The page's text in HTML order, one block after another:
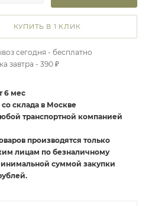
КУПИТЬ В 1 КЛИК
сегодня - бесплатно
завтра - 390 ₽
6 мес
склада в Москве
транспортной компанией
производятся только
лицам по безналичному
суммой закупки